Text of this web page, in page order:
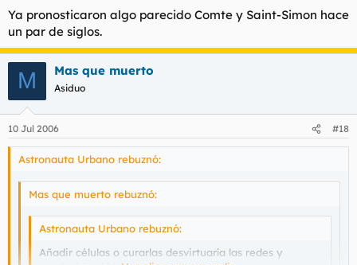
Ya pronosticaron algo parecido Comte y Saint-Simon hace
un par de siglos.
M Mas que muerto
Asiduo
10 Jul 2006 #18
Astronauta Urbano rebuznó:
Mas que muerto rebuznó:
Astronauta Urbano rebuznó:
Añadir células o curarlas desvirtuaría las redes y